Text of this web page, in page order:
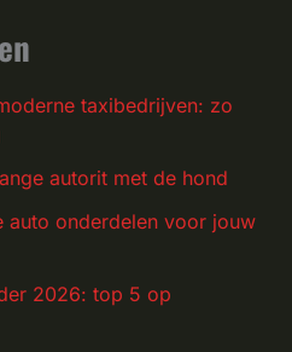
taxibedrijven: zo
autorit met de hond
auto onderdelen voor jouw
2026: top 5 op